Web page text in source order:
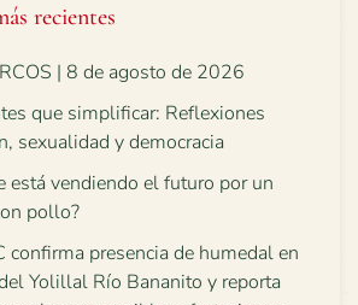
recientes
| 8 de agosto de 2026
que simplificar: Reflexiones
sexualidad y democracia
está vendiendo el futuro por un
pollo?
presencia de humedal en
Yolillal Río Bananito y reporta